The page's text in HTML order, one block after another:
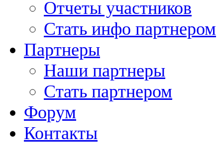
Отчеты участников
Стать инфо партнером
Партнеры
Наши партнеры
Стать партнером
Форум
Контакты